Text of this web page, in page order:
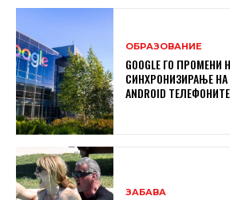
ОБРАЗОВАНИЕ
GOOGLE ГО
СИНХРОНИЗИРАЊЕ
ANDROID ТЕЛЕФОНИТЕ
ЗАБАВА